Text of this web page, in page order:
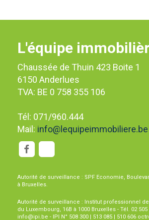
L'équipe
Chaussée de Thuin 423 Boite 1
6150 Anderlues
TVA: BE 0 758 355 106
Tél: 071/960.444
Mail: info@lequipeimmobiliere.be
Autorité de surveillance : SPF Economie,
à Bruxelles.
Autorité de surveillance : Institut professionnel
du Luxembourg, 16B à 1000 Bruxelles - Tél. 02 505
info@ipi.be - IPI N° 508 300 | 513 085 | 510 606